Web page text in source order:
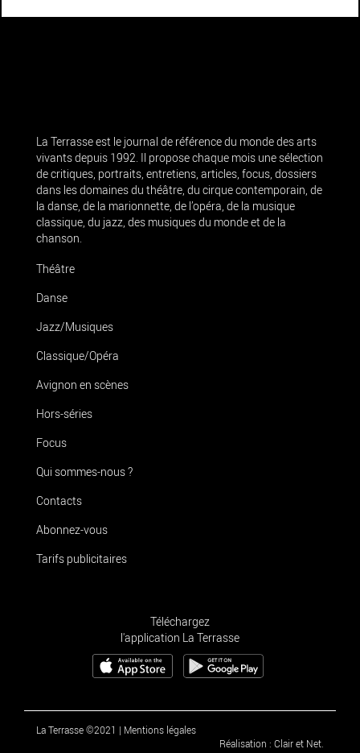
La Terrasse est le journal de référence du monde des arts
vivants depuis 1992. Il propose chaque mois une sélection
de critiques, portraits, entretiens, articles, focus, dossiers
dans les domaines du théâtre, du cirque contemporain, de
la danse, de la marionnette, de l’opéra, de la musique
classique, du jazz, des musiques du monde et de la
chanson.
Théâtre
Danse
Jazz/Musiques
Classique/Opéra
Avignon en scènes
Hors-séries
Focus
Qui sommes-nous ?
Contacts
Abonnez-vous
Tarifs publicitaires
Téléchargez
l'application La Terrasse
La Terrasse ©2021 | Mentions légales
Réalisation : Clair et Net.